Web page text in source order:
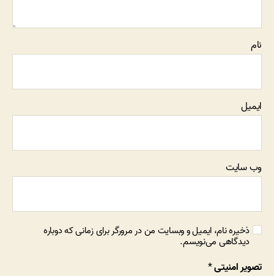
نام
ایمیل
وب‌ سایت
ذخیره نام، ایمیل و وبسایت من در مرورگر برای زمانی که دوباره
دیدگاهی می‌نویسم.
تصویر امنیتی*